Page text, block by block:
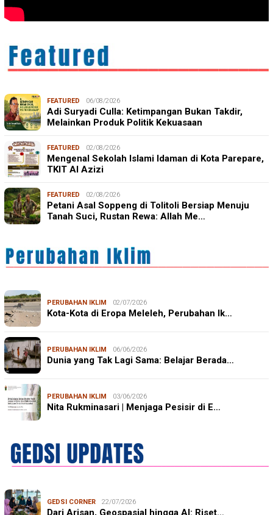
FEATURED 06/08/2026
Adi Suryadi Culla: Ketimpangan Bukan Takdir,
Melainkan Produk Politik Kekuasaan
FEATURED 02/08/2026
Mengenal Sekolah Islami Idaman di Kota Parepare,
TKIT Al Azizi
FEATURED 02/08/2026
Petani Asal Soppeng di Tolitoli Bersiap Menuju
Tanah Suci, Rustan Rewa: Allah Me…
PERUBAHAN IKLIM 02/07/2026
Kota-Kota di Eropa Meleleh, Perubahan Ik…
PERUBAHAN IKLIM 06/06/2026
Dunia yang Tak Lagi Sama: Belajar Berada…
PERUBAHAN IKLIM 03/06/2026
Nita Rukminasari | Menjaga Pesisir di E…
GEDSI CORNER 22/07/2026
Dari Arisan, Geospasial hingga AI: Riset…